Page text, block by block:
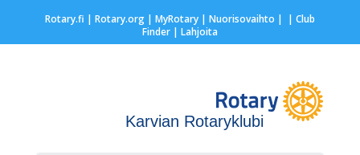
Rotary.fi | Rotary.org| MyRotary | Nuorisovaihto | | Club
Finder| Lahjoita
Karvian Rotaryklubi